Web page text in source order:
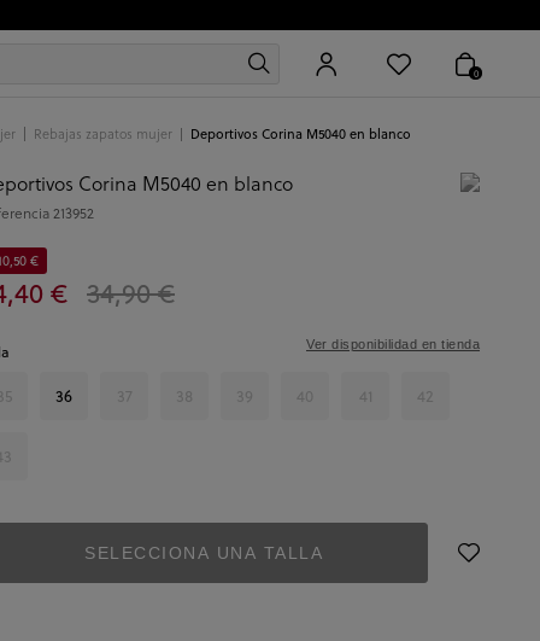
0
Rebajas zapatos mujer Deportivos Corina M5040 en blanco
Corina M5040 en blanco
213952
€ 34,90 €
€
35 36 37 38 39 40 41 42
Ver disponibilidad en tienda
SELECCIONA UNA TALLA